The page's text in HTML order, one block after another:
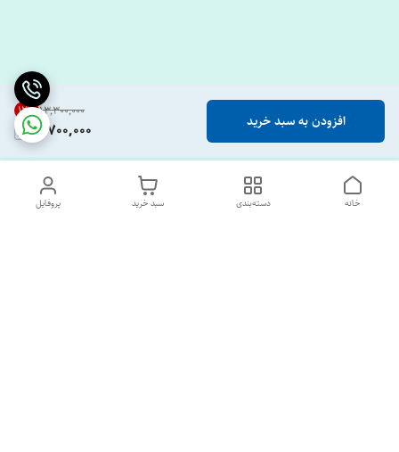
۱۳٬۳۰۰٬۰۰۰ 12%
11,700,000 افزودن به سبد خرید
پروفایل سبد خرید دسته‌بندی خانه